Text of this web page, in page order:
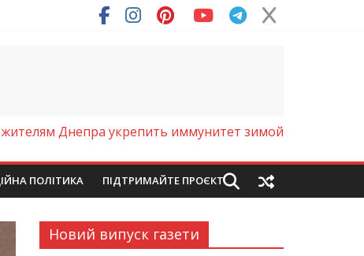
(Фото)
Днепра укрепить иммунитет зимой
ПОЛІТИКА ПІДТРИМАЙТЕ ПРОЄКТ
Новий випуск газети